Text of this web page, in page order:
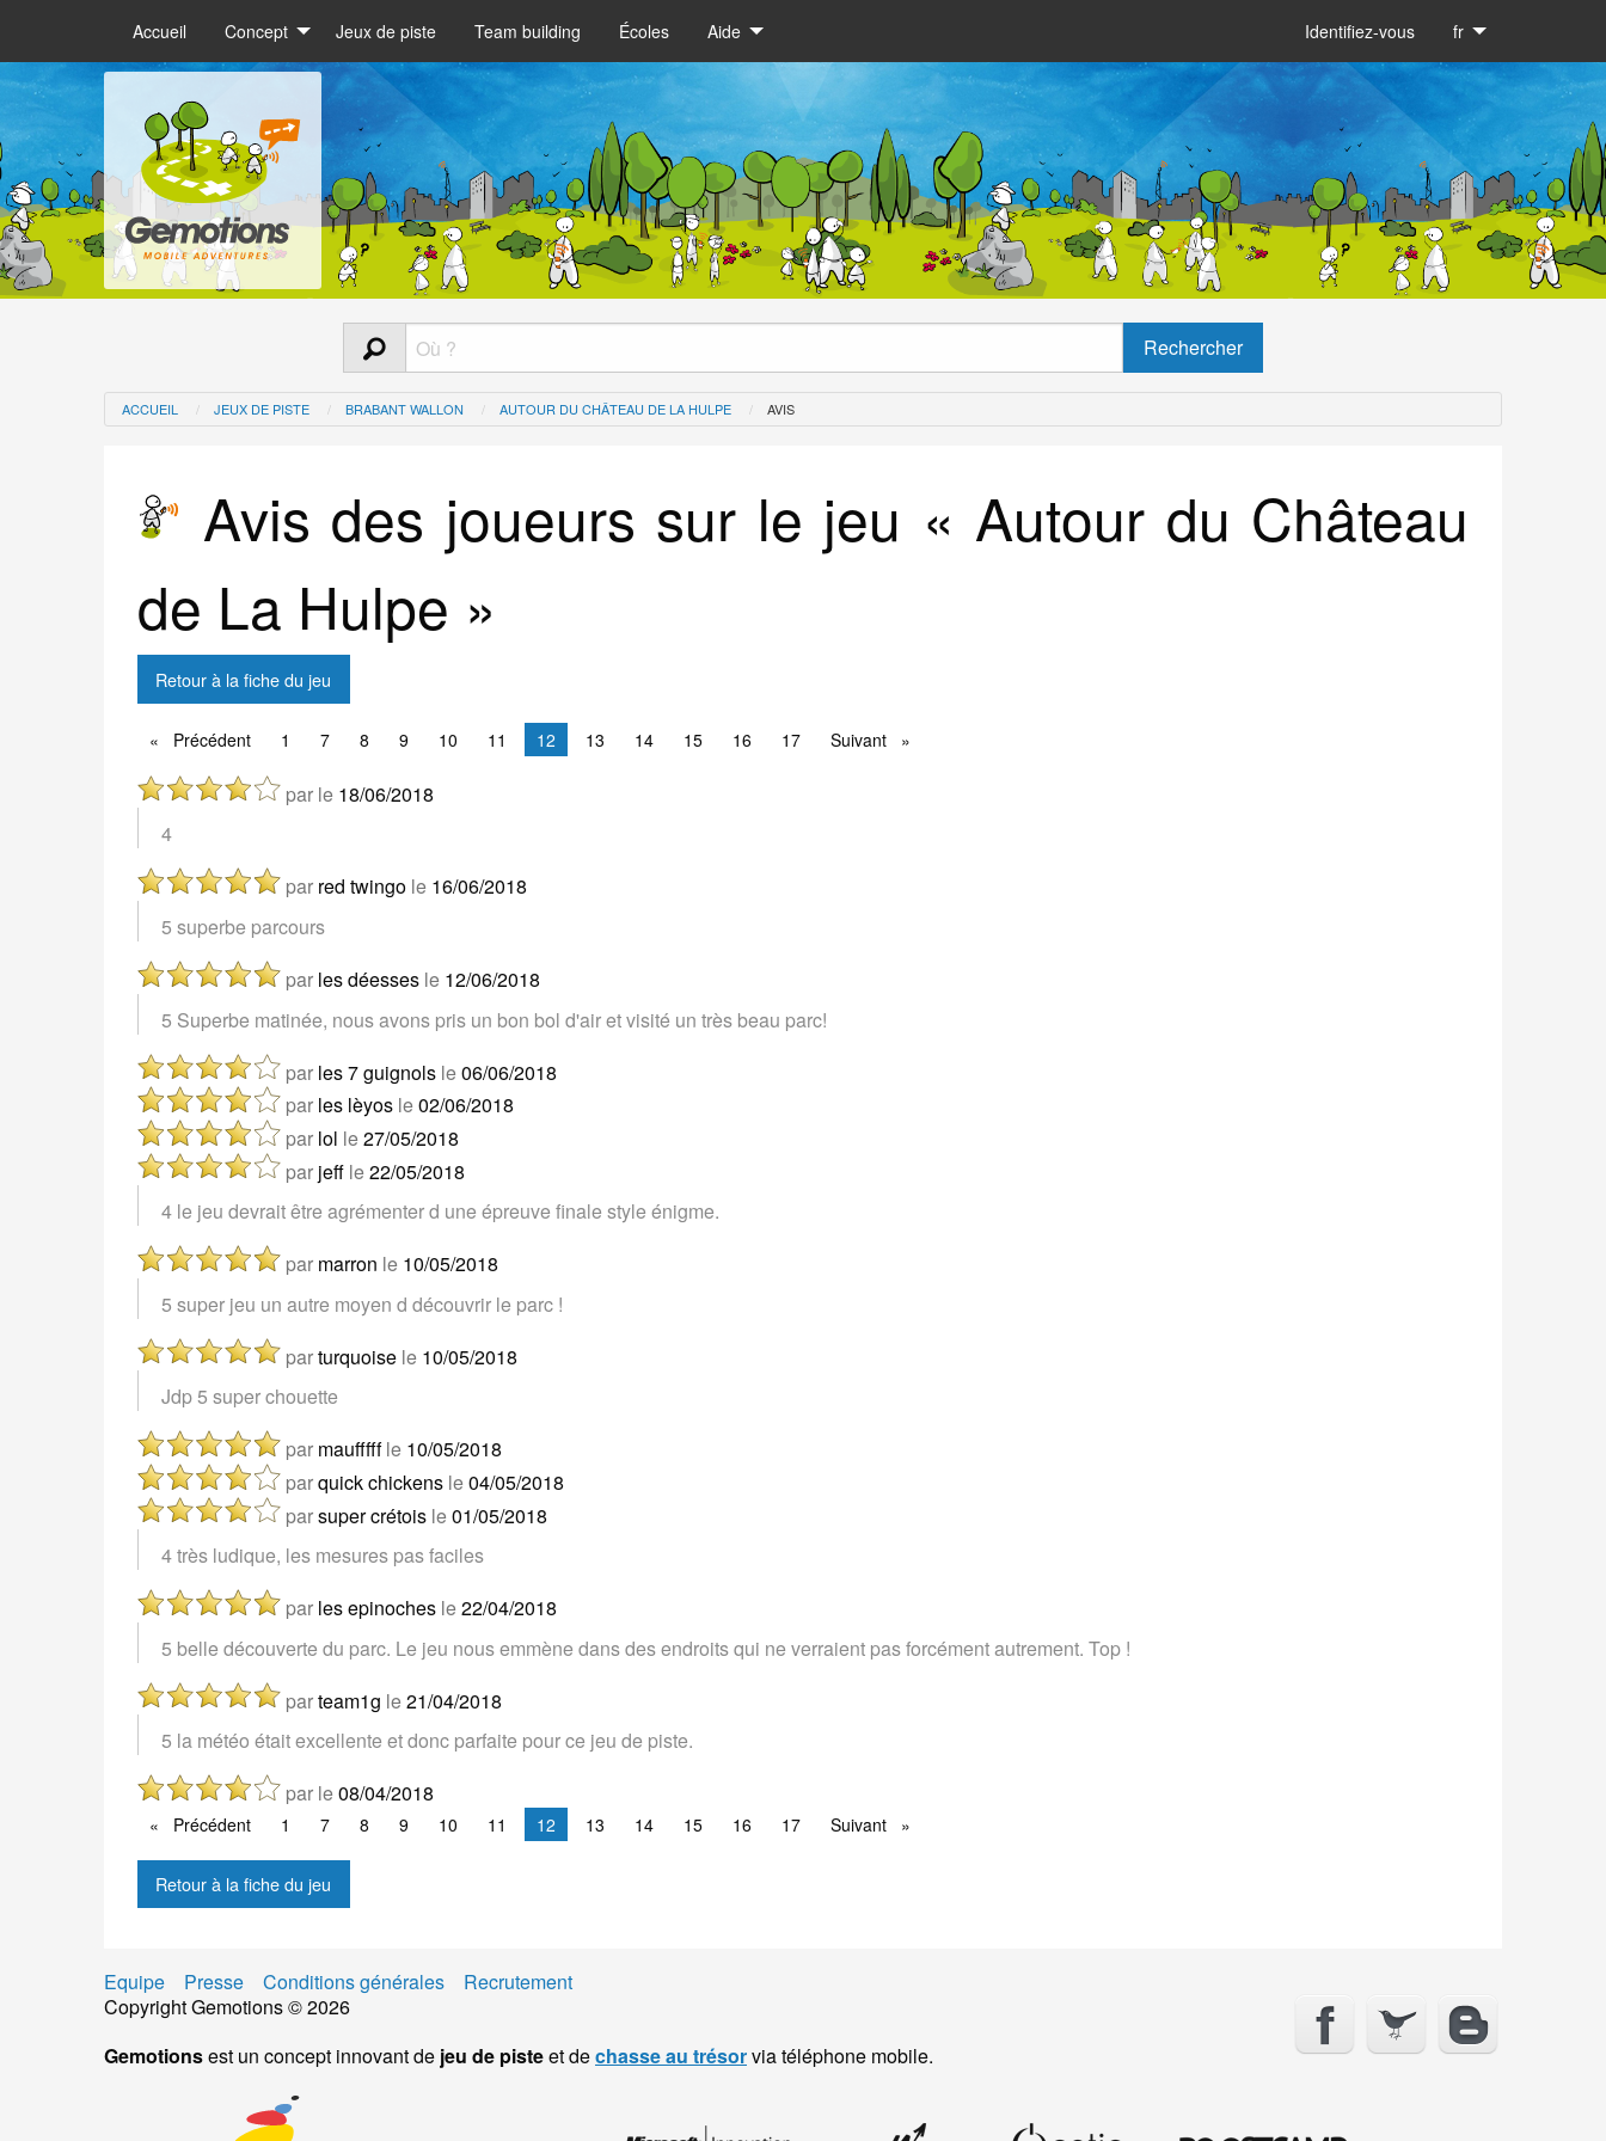
Accueil Concept Jeux de piste Team building Écoles Aide Identifiez-vous fr
ACCUEIL JEUX DE PISTE BRABANT WALLON AUTOUR DU CHÂTEAU DE LA HULPE AVIS
Avis des joueurs sur le jeu « Autour du Château
de La Hulpe »
Retour à la fiche du jeu
Précédent Précédent
1 7 8 9 10 11 Vous êtes sur la page
12 13 14 15 16 17 Suivant Suivant
par le 18/06/2018
4
par red twingo le 16/06/2018
5 superbe parcours
par les déesses le 12/06/2018
5 Superbe matinée, nous avons pris un bon bol d'air et visité un très beau parc!
par les 7 guignols le06/06/2018
par les lèyos le02/06/2018
par lol le27/05/2018
par jeff le22/05/2018
4 le jeu devrait être agrémenter d une épreuve finale style énigme.
par marron le 10/05/2018
5 super jeu un autre moyen d découvrir le parc !
parturquoise le 10/05/2018
Jdp 5 super chouette
par maufffffle 10/05/2018
parquick chickens le04/05/2018
parsuper crétois le01/05/2018
4 très ludique, les mesures pas faciles
par les epinoches le22/04/2018
5 belle découverte du parc. Le jeu nous emmène dans des endroits qui ne verraient pas forcément autrement. Top !
parteam1g le21/04/2018
5 la météo était excellente et donc parfaite pour ce jeu de piste.
par le08/04/2018
Précédent Précédent
1 7 8 9 10 11 Vous êtes sur la page
12 13 14 15 16 17 Suivant Suivant
Retour à la fiche du jeu
Equipe Presse Conditions générales
Recrutement
Copyright Gemotions © 2026
Gemotionsest un concept innovant de jeu de pisteet dechasse au trésorvia téléphone mobile.